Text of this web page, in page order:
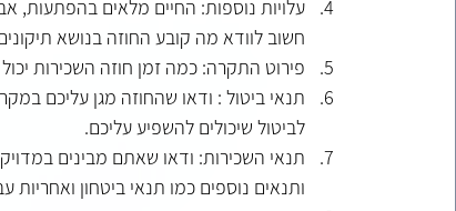
עלויות נוספות: החיים מלאים בהפתעות,
חשוב לוודא מה קובע החוזה בנושא
פירוט התקרה: כמה זמן חוזה השכירות
תנאי ביטול : ודאו שהחוזה מגן עליכם
לביטול שיכולים להשפיע עליכם.
תנאי השכירות: ודאו שאתם מבינים
ותנאים נוספים כמו תנאי ביטחון ואחריות